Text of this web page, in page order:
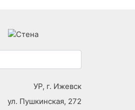
УР, г. Ижевск
ул. Пушкинская, 272